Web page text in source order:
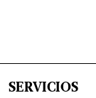
SERVICIOS